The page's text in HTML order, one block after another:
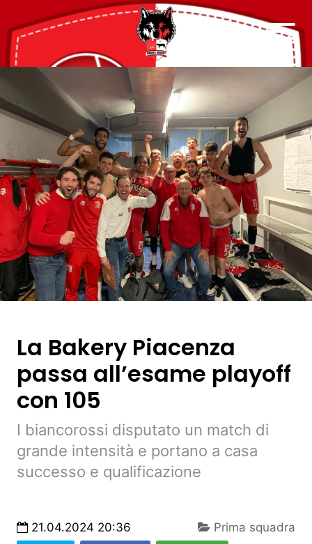
La Bakery Piacenza
passa all’esame playoff
con 105
I biancorossi disputato un match di
grande intensità e portano a casa
successo e qualificazione
21.04.2024 20:36 Prima squadra